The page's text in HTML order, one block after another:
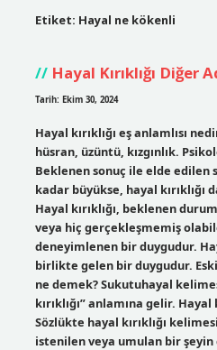
Etiket: Hayal ne kökenli
Hayal Kırıklığı Diğer
Tarih: Ekim 30, 2024
Hayal kırıklığı eş anlamlısı
hüsran, üzüntü, kızgınlık.
Beklenen sonuç ile elde edilen
kadar büyükse, hayal kırıklığı
Hayal kırıklığı, beklenen
veya hiç gerçekleşmemiş
deneyimlenen bir duygudur.
birlikte gelen bir duygudur. Eski
ne demek? Sukutuhayal
kırıklığı” anlamına gelir.
Sözlükte hayal kırıklığı
istenilen veya umulan bir